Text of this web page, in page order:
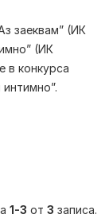
заеквам” (ИК
(ИК
в конкурса
1-3 от 3 записа.